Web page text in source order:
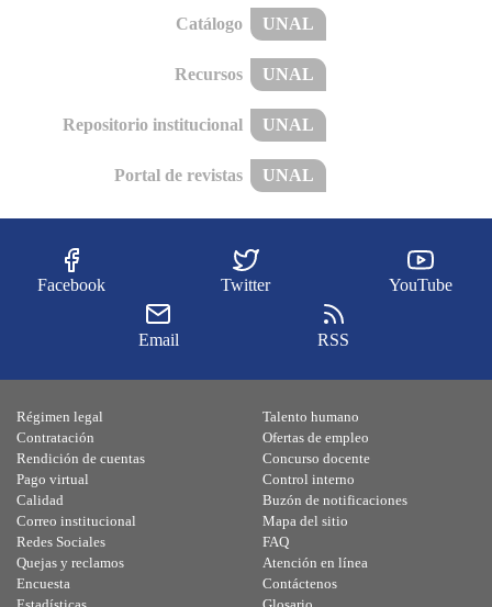
Catálogo UNAL
Recursos UNAL
Repositorio institucional UNAL
Portal de revistas UNAL
Facebook Twitter YouTube
Email RSS
Régimen legal
Contratación
Rendición de cuentas
Pago virtual
Calidad
Talento humano
Ofertas de empleo
Concurso docente
Control interno
Buzón de notificaciones
Correo institucional
Redes Sociales
Quejas y reclamos
Encuesta
Mapa del sitio
FAQ
Atención en línea
Contáctenos